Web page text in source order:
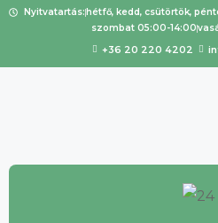
Nyitvatartás:hétfő, kedd, csütörtök,
szombat 05:00-14:00
+36 20 220 4202